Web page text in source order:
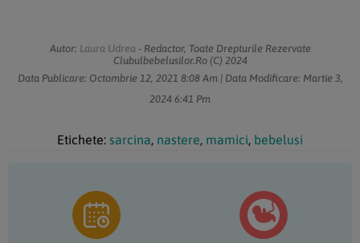
Autor: Laura Udrea - Redactor, Toate Drepturile Rezervate
Clubulbebelusilor.ro (c) 2024
Data Publicare: Octombrie 12, 2021 8:08 Am | Data Modificare: Martie 3,
2024 6:41 Pm
Etichete: sarcina, nastere, mamici, bebelusi
principală